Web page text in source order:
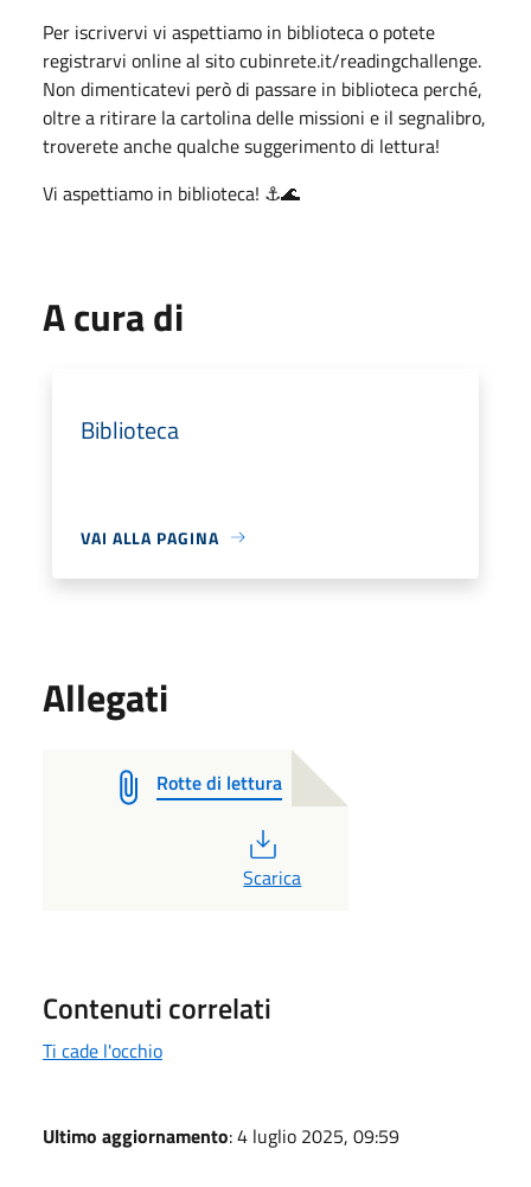
Per iscrivervi vi aspettiamo in biblioteca o potete
registrarvi online al sito cubinrete.it/readingchallenge.
Non dimenticatevi però di passare in biblioteca perché,
oltre a ritirare la cartolina delle missioni e il segnalibro,
troverete anche qualche suggerimento di lettura!
Vi aspettiamo in biblioteca! ⚓️🌊
A cura di
Biblioteca
VAI ALLA PAGINA
Allegati
Rotte di lettura
PDF
Scarica
Contenuti correlati
Ti cade l'occhio
Ultimo aggiornamento: 4 luglio 2025, 09:59